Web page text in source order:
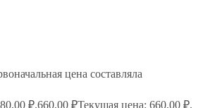
цена составляла
₽.660,00 ₽Текущая цена: 660,00 ₽.